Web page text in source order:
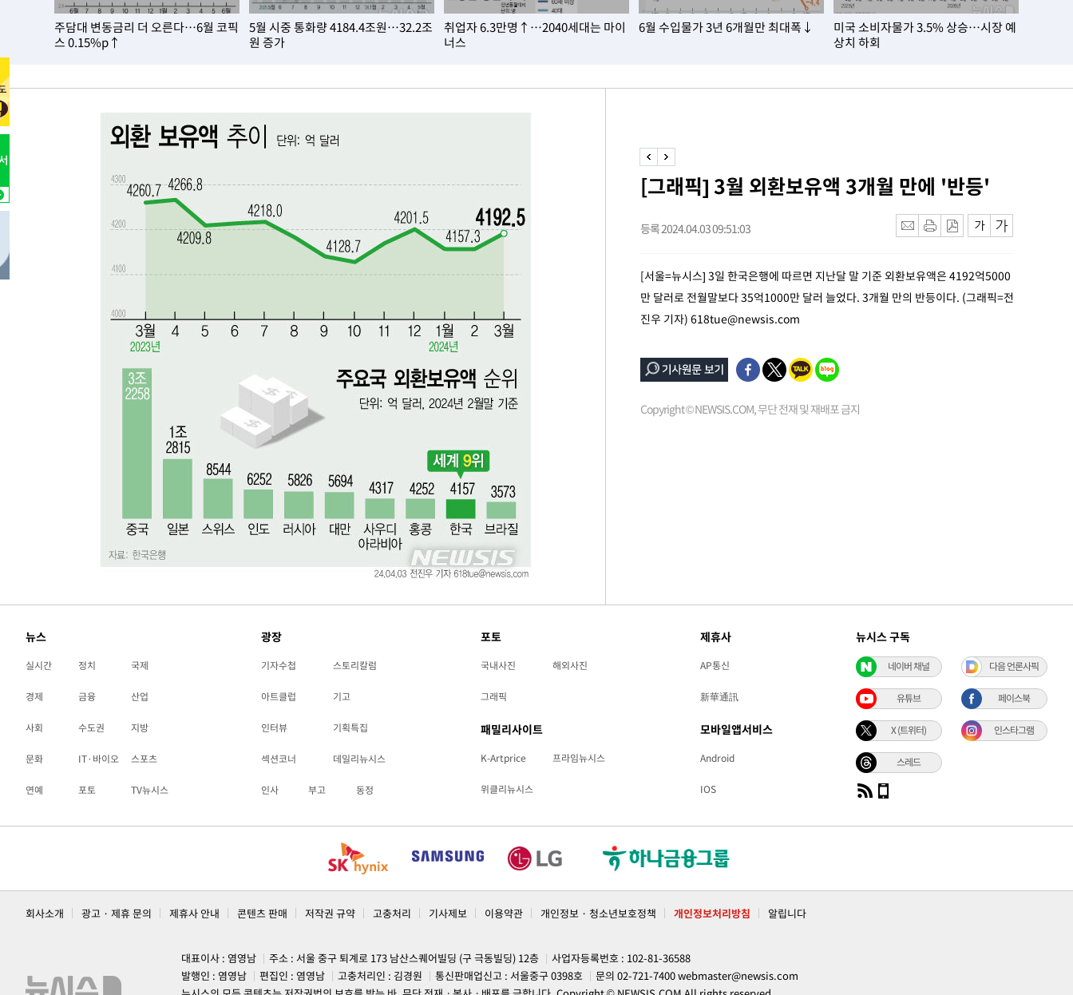
13분 전 >[속보]코스피, 301.88포인트(4.58%) 내린 6296.38 마감
15분 전 >[속보]원·달러 환율, 0.7원 내린 1423.8원 마감
"여기 떨어졌다"…다누리, 스페이스X 로켓 달 충돌 흔적 포착
'월드컵 탈락 후폭풍' 축구협회…11시간 걸린 초유의 압수수색(종
[속보] 뉴욕증시, 혼조 출발…나스닥 0.3%↓, 다우 0.14%↑
경찰, '홍명보는 2순위' 결론냈던 스포츠윤리센터도 압수수색
[속보]합참 "北 발사체는 단거리탄도미사일…감시·경계태세 강화"
日방위성, 北이 동해로 쏜 발사체는 탄도미사일 가능성
[속보] SKT, 에이닷 서비스 장애 발생…"원인 파악 중"
[속보]합참 "북, 동해상으로 미상 발사체 발사"
[속보]7~9일 프로야구 3연전도 폭염 취소…11일 재개
"韓 외환시장 개입 관측 배경엔 美의 대한국 무역적자 있어"
'월드컵 탈락 후폭풍' 축구협회…초유의 압수수색에 '충격·당황'
서울 낮 37.9도, 올여름 최고치 경신…영등포 순간 '40도'
[속보]종합특검, 대검 추가 압수수색…내란 중요임무종사 혐의
[속보]코스닥, 800p 회복…0.26% 오른 801.67 마감
[속보]코스피, 301.88포인트(4.58%) 내린 6296.38 마감
[속보]원·달러 환율, 0.7원 내린 1423.8원 마감
손흥민, 5경기 연속골 실패…LAFC는 승부차기 끝 과달라하라 격파
내일까지 39도 '펄펄'…기상청 "태풍 지나며 폭염 잠시 꺾인다"
주담대 변동금리 더 오른다…6월 코픽
스 0.15%p↑
5월 시중 통화량 4184.4조원…32.2조
원 증가
취업자 6.3만명↑…2040세대는 마이
너스
6월 수입물가 3년 6개월만 최대폭↓
미국 소비자물가 3.5% 상승…시장 예
상치 하회
[그래픽] 3월 외환보유액 3개월 만에 '반등'
등록 2024.04.03 09:51:03
[서울=뉴시스] 3일 한국은행에 따르면 지난달 말 기준 외환보유액은 4192억5000
만 달러로 전월말보다 35억1000만 달러 늘었다. 3개월 만의 반등이다. (그래픽=전
진우 기자) 618tue@newsis.com
Copyright © NEWSIS.COM, 무단 전재 및 재배포 금지
뉴스
실시간 정치 국제
경제 금융 산업
사회 수도권 지방
문화 IT·바이오 스포츠
연예 포토 TV뉴시스
광장
기자수첩 스토리칼럼
아트클럽 기고
인터뷰 기획특집
섹션코너 데일리뉴시스
인사 부고 동정
포토
국내사진 해외사진
그래픽
패밀리사이트
K-Artprice 프라임뉴시스
위클리뉴시스
제휴사
AP통신
新華通訊
모바일앱서비스
Android
IOS
뉴시스 구독
네이버 채널 다음 언론사픽
유튜브 페이스북
X (트위터) 인스타그램
스레드
회사소개 광고 · 제휴 문의 제휴사 안내 콘텐츠 판매 저작권 규약 고충처리 기사제보 이용약관 개인정보 · 청소년보호정책 개인정보처리방침 알립니다
대표이사 : 염영남 주소 : 서울 중구 퇴계로 173 남산스퀘어빌딩 (구 극동빌딩) 12층
사업자등록번호 : 102-81-36588
발행인 : 염영남
편집인 : 염영남 고충처리인 : 김경원 통신판매업신고 : 서울중구 0398호 문의 02-721-7400webmaster@newsis.com